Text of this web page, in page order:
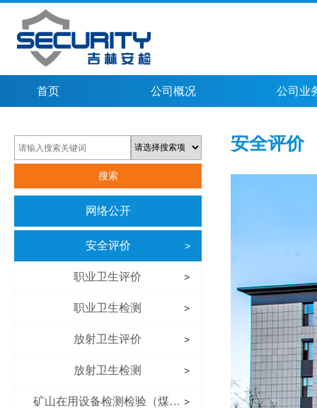
首页 公司概况 公司业
网络公开
安全评价 >
职业卫生评价 >
职业卫生检测 >
放射卫生评价 >
放射卫生检测 >
矿山在用设备检测检验（煤矿） >
安全评价